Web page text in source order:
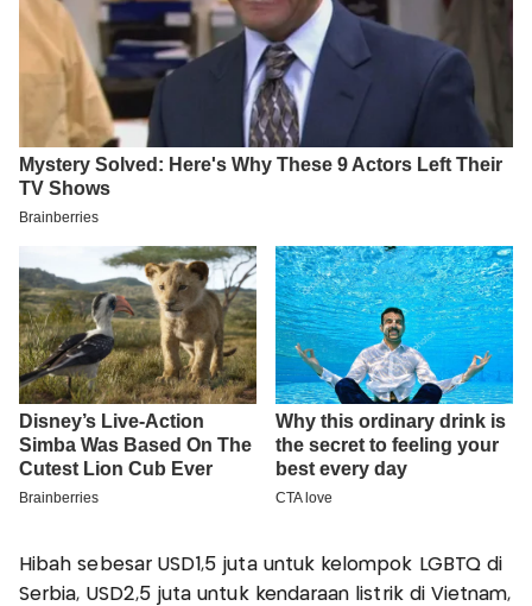
Hibah sebesar USD1,5 juta untuk kelompok LGBTQ di
Serbia, USD2,5 juta untuk kendaraan listrik di Vietnam,